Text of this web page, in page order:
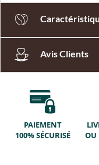
Avis Clients
PAIEMENT
100% SÉCURISÉ
OU